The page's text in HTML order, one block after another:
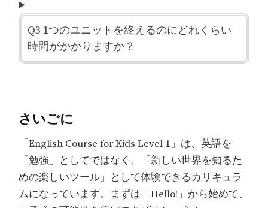
Q3 1つのユニットを終えるのにどれくらい
時間がかかりますか？
さいごに
「English Course for Kids Level 1」は、英語を
「勉強」としてではなく、「新しい世界を知るた
めの楽しいツール」として体験できるカリキュラ
ムになっています。まずは「Hello!」から始めて、